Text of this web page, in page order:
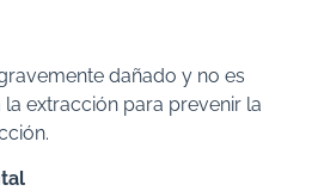
dañado y no es
extracción para prevenir la